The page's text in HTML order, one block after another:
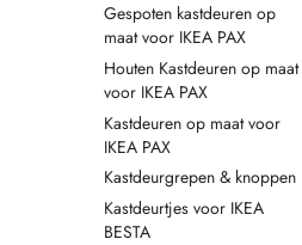
Gespoten kastdeuren op
maat voor IKEA PAX
Houten Kastdeuren op maat
voor IKEA PAX
Kastdeuren op maat voor
IKEA PAX
Kastdeurgrepen & knoppen
Kastdeurtjes voor IKEA
BESTA